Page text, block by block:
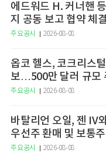
에드워드 H. 커너핸
지 공동 보고 협약 체결
주요공시 2026-08-08
옵코 헬스, 코크리스
보…500만 달러 규모
주요공시 2026-08-08
바탈리언 오일, 젠 IV
우선주 환매 및 보통
주요공시 2026-08-08